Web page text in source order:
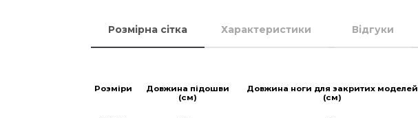
Розмірна сітка Характеристики Відгуки
Розміри
Довжина підошви
(см)
Довжина ноги для закритих моделей
(см)